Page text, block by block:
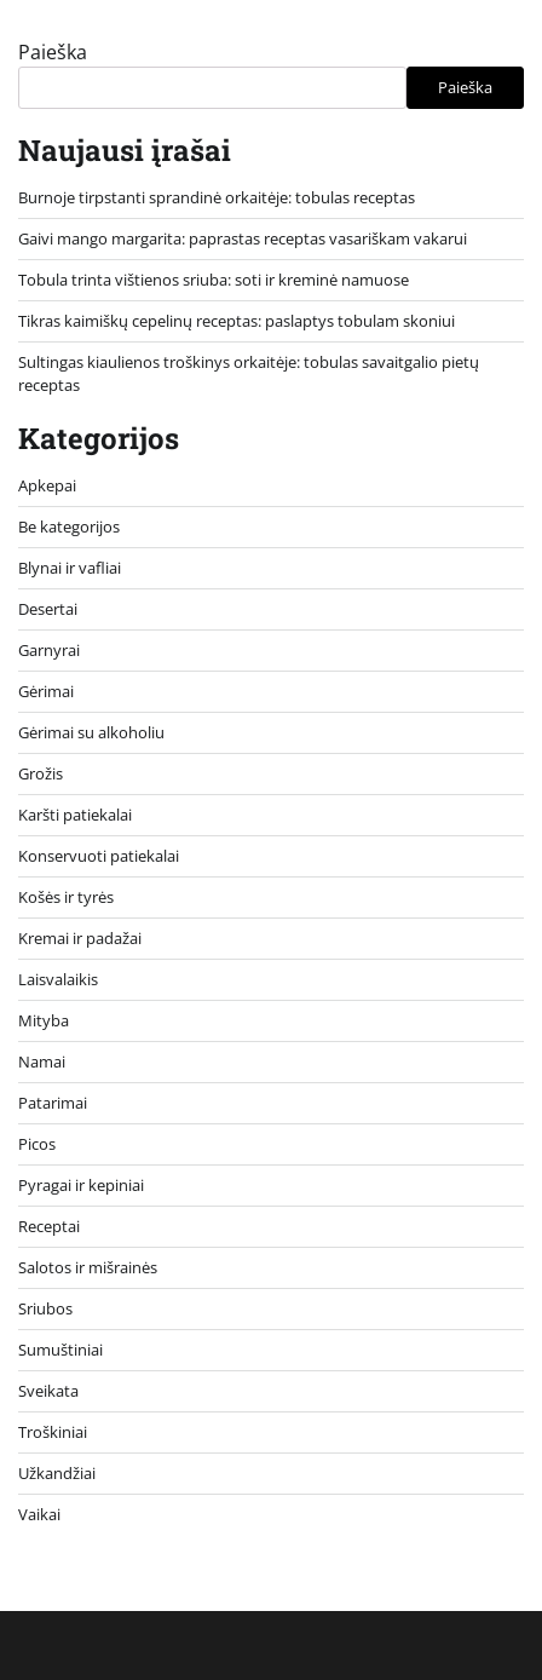
Paieška
Paieška
Naujausi įrašai
Burnoje tirpstanti sprandinė orkaitėje: tobulas receptas
Gaivi mango margarita: paprastas receptas vasariškam vakarui
Tobula trinta vištienos sriuba: soti ir kreminė namuose
Tikras kaimiškų cepelinų receptas: paslaptys tobulam skoniui
Sultingas kiaulienos troškinys orkaitėje: tobulas savaitgalio pietų
receptas
Kategorijos
Apkepai
Be kategorijos
Blynai ir vafliai
Desertai
Garnyrai
Gėrimai
Gėrimai su alkoholiu
Grožis
Karšti patiekalai
Konservuoti patiekalai
Košės ir tyrės
Kremai ir padažai
Laisvalaikis
Mityba
Namai
Patarimai
Picos
Pyragai ir kepiniai
Receptai
Salotos ir mišrainės
Sriubos
Sumuštiniai
Sveikata
Troškiniai
Užkandžiai
Vaikai